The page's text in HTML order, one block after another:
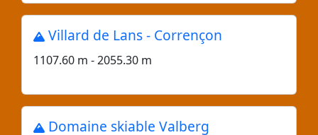
Villard de Lans - Corrençon
1107.60 m - 2055.30 m
Domaine skiable Valberg